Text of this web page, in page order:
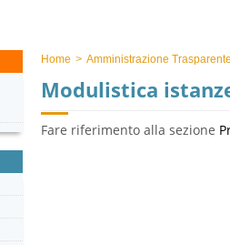
Home > Amministrazione Trasparente
Modulistica
Fare riferimento alla sezione